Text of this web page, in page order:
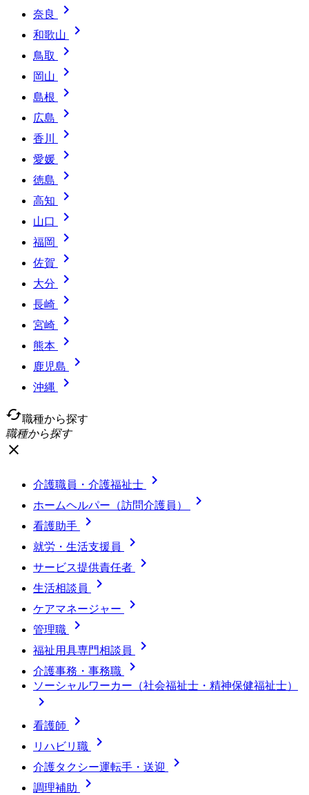
奈良 
和歌山 
鳥取 
岡山 
島根 
広島 
香川 
愛媛 
徳島 
高知 
山口 
福岡 
佐賀 
大分 
長崎 
宮崎 
熊本 
鹿児島 
沖縄

cached職種から探す
職種から探す
close
介護職員・介護福祉士 
ホームヘルパー（訪問介護員） 
看護助手 
就労・生活支援員 
サービス提供責任者 
生活相談員 
ケアマネージャー 
管理職 
福祉用具専門相談員 
介護事務・事務職 
ソーシャルワーカー（社会福祉士・精神保健福祉士）

看護師 
リハビリ職 
介護タクシー運転手・送迎 
調理補助 